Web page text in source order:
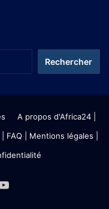
A propos d'Africa24|
| FAQ | Mentions légales